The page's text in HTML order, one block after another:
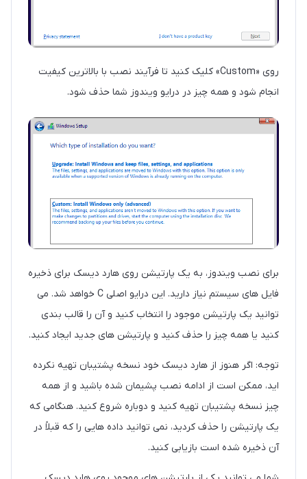
روی «Custom» کلیک کنید تا فرآیند نصب با بالاترین کیفیت
انجام شود و همه چیز در درایو ویندوز شما حذف شود.
برای نصب ویندوز، به یک پارتیشن روی هارد دیسک برای ذخیره
فایل های سیستم نیاز دارید. این درایو اصلی C خواهد شد. می
توانید یک پارتیشن موجود را انتخاب کنید و آن را قالب بندی
کنید یا همه چیز را حذف کنید و پارتیشن های جدید ایجاد کنید.
توجه: اگر هنوز از هارد دیسک خود نسخه پشتیبان تهیه نکرده
اید، ممکن است از ادامه نصب پشیمان شده باشید و از همه
چیز نسخه پشتیبان تهیه کنید و دوباره شروع کنید. هنگامی که
یک پارتیشن را حذف کردید، نمی توانید داده هایی را که قبلاً در
آن ذخیره شده است بازیابی کنید.